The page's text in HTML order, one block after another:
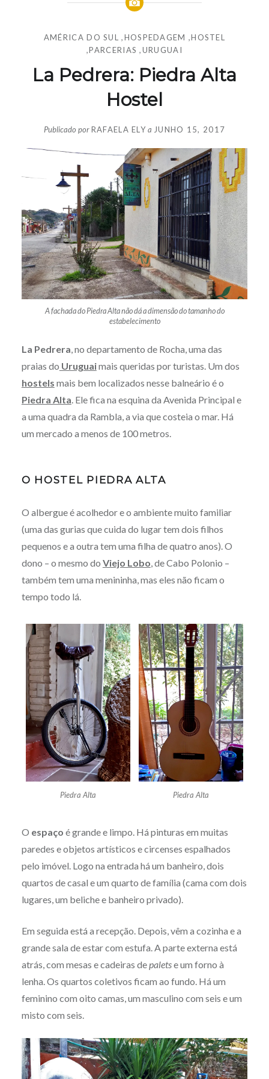
AMÉRICA DO SUL ,HOSPEDAGEM ,HOSTEL
,PARCERIAS ,URUGUAI
La Pedrera: Piedra Alta
Hostel
Publicado porRAFAELA ELYa JUNHO 15, 2017
A fachada do Piedra Alta não dá a dimensão do tamanho do
estabelecimento
La Pedrera , no departamento de Rocha, uma das
praias do Uruguaimais queridas por turistas. Um dos
hostels mais bem localizados nesse balneário é o
Piedra Alta . Ele fica na esquina da Avenida Principal e
a uma quadra da Rambla, a via que costeia o mar. Há
um mercado a menos de 100 metros.
O HOSTEL PIEDRA ALTA
O albergue é acolhedor e o ambiente muito familiar
(uma das gurias que cuida do lugar tem dois filhos
pequenos e a outra tem uma filha de quatro anos). O
dono – o mesmo do Viejo Lobo, de Cabo Polonio –
também tem uma menininha, mas eles não ficam o
tempo todo lá.
Piedra Alta Piedra Alta
O espaço é grande e limpo. Há pinturas em muitas
paredes e objetos artísticos e circenses espalhados
pelo imóvel. Logo na entrada há um banheiro, dois
quartos de casal e um quarto de família (cama com dois
lugares, um beliche e banheiro privado).
Em seguida está a recepção. Depois, vêm a cozinha e a
grande sala de estar com estufa. A parte externa está
atrás, com mesas e cadeiras depaletse um forno à
lenha. Os quartos coletivos ficam ao fundo. Há um
feminino com oito camas, um masculino com seis e um
misto com seis.